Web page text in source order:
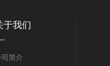
于我们
司简介